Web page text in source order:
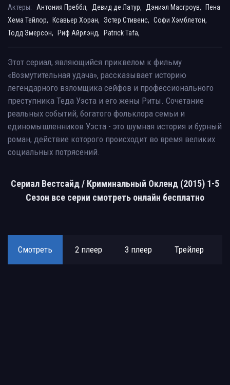
Актеры:
Антония Преббл, Девид де Латур, Дэниэл Масгроув,
Пена
Хема Тейлор,
Ксавьер Хоран, Эстер Стивенс, Софи Хэмблетон,
Тодд Эмерсон,
Риф Айрлэнд, Patrick Tafa,
Этот сериал, являющийся приквелом к фильму
«Возмутительная удача», рассказывает историю
легендарного взломщика сейфов и профессионального
преступника Теда Уэста и его жены Риты. Сочетание
реальных событий, богатого фольклора семьи и
единомышленников Уэста - это шумная история и бурный
роман, действие которого происходит во время великих
социальных потрясений.
Сериал Вестсайд / Криминальный Окленд (2015) 1-5
Сезон все серии смотреть онлайн бесплатно
Смотреть 2 плеер 3 плеер Трейлер